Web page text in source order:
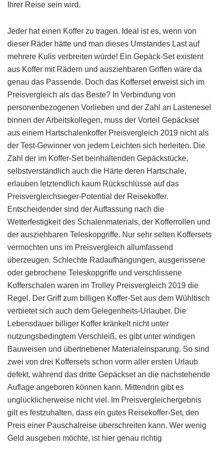
Ihrer Reise sein wird.
Jeder hat einen Koffer zu tragen. Ideal ist es, wenn von
dieser Räder hätte und man dieses Umstandes Last auf
mehrere Kulis verbreiten würde! Ein Gepäck-Set existent
aus Koffer mit Rädern und ausziehbaren Griffen wäre da
genau das Passende. Doch das Kofferset erweist sich im
Preisvergleich als das Beste? In Verbindung von
personenbezogenen Vorlieben und der Zahl an Lastenesel
binnen der Arbeitskollegen, muss der Vorteil Gepäckset
aus einem Hartschalenkoffer Preisvergleich 2019 nicht als
der Test-Gewinner von jedem Leichten sich herleiten. Die
Zahl der im Koffer-Set beinhaltenden Gepäckstücke,
selbstverständlich auch die Härte deren Hartschale,
erlauben letztendlich kaum Rückschlüsse auf das
Preisvergleichsieger-Potential der Reisekoffer.
Entscheidender sind der Auffassung nach die
Wetterfestigkeit des Schalenmaterials, der Kofferrollen und
der ausziehbaren Teleskopgriffe. Nur sehr selten Koffersets
vermochten uns im Preisvergleich allumfassend
überzeugen. Schlechte Radaufhängungen, ausgerissene
oder gebrochene Teleskopgriffe und verschlissene
Kofferschalen waren im Trolley Preisvergleich 2019 die
Regel. Der Griff zum billigen Koffer-Set aus dem Wühltisch
verbietet sich auch dem Gelegenheits-Urlauber. Die
Lebensdauer billiger Koffer kränkelt nicht unter
nutzungsbedingtem Verschleiß, es gibt unter windigen
Bauweisen und übertriebener Materialeinsparung. So sind
zwei von drei Koffersets schon vorm aller ersten Urlaub
defekt, während das dritte Gepäckset an die nachstehende
Auflage angeboren können kann. Mittendrin gibt es
unglücklicherweise nicht viel. Im Preisvergleichergebnis
gilt es festzuhalten, dass ein gutes Reisekoffer-Set, den
Preis einer Pauschalreise überschreiten kann. Wer wenig
Geld ausgeben möchte, ist hier genau richtig